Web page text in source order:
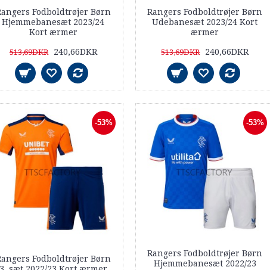
Fodboldtrøjer Børn
Hjemmebanesæt 2023/24
Kort ærmer
513,69DKR 240,66DKR
Rangers Fodboldtrøjer Børn
Udebanesæt 2023/24 Kort
ærmer
513,69DKR 240,66DKR
-53%
Fodboldtrøjer Børn
-53%
Rangers Fodboldtrøjer Børn
Hjemmebanesæt 2022/23